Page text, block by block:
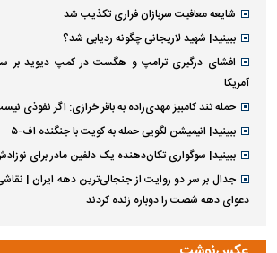
شایعه معافیت سربازان فراری تکذیب شد
ببینید| شهید لاریجانی چگونه ردیابی شد؟
افشای درگیری ترامپ و هگست در کمپ دیوید بر
آمریکا
حمله تند کامبیز مهدی‌زاده به باقر خرازی: اگر
ببینید| انیمیشن لگویی حمله به کویت با جنگنده اف-۵
ببینید| سوگواری تکان‌دهنده یک دلفین مادر برای
جدال بر سر دو روایت از جنجالی‌ترین دهه ایران |
دعوای دهه شصت را دوباره زنده کردند